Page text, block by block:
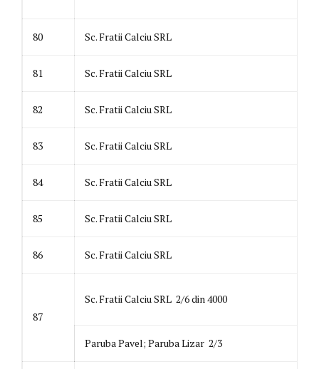
80 Sc. Fratii Calciu SRL
81 Sc. Fratii Calciu SRL
82 Sc. Fratii Calciu SRL
83 Sc. Fratii Calciu SRL
84 Sc. Fratii Calciu SRL
85 Sc. Fratii Calciu SRL
86 Sc. Fratii Calciu SRL
87
Sc. Fratii Calciu SRL 2/6 din 4000
Paruba Pavel; Paruba Lizar 2/3